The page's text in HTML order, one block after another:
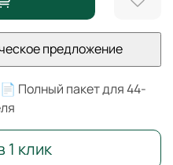
предложение
📄 Полный пакет для 44-
1 клик